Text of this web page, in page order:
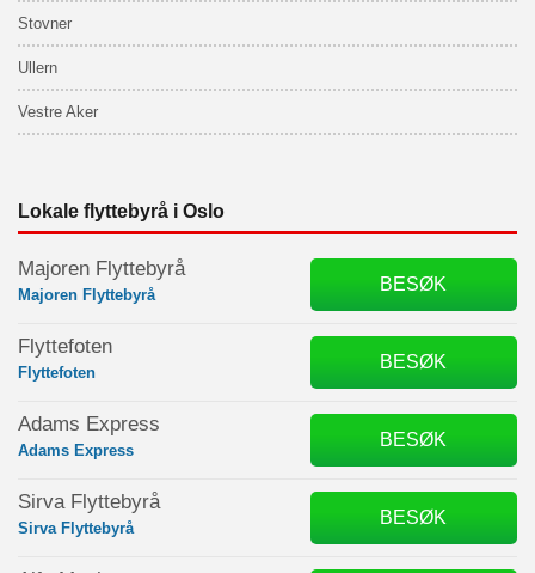
Stovner
Ullern
Vestre Aker
Lokale flyttebyrå i Oslo
Majoren Flyttebyrå
Majoren Flyttebyrå
BESØK
Flyttefoten
Flyttefoten
BESØK
Adams Express
Adams Express
BESØK
Sirva Flyttebyrå
Sirva Flyttebyrå
BESØK